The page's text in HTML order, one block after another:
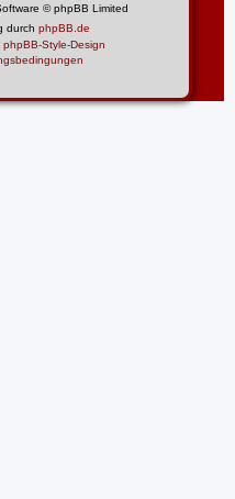
© phpBB Limited
durchphpBB.de
phpBB-Style-Design